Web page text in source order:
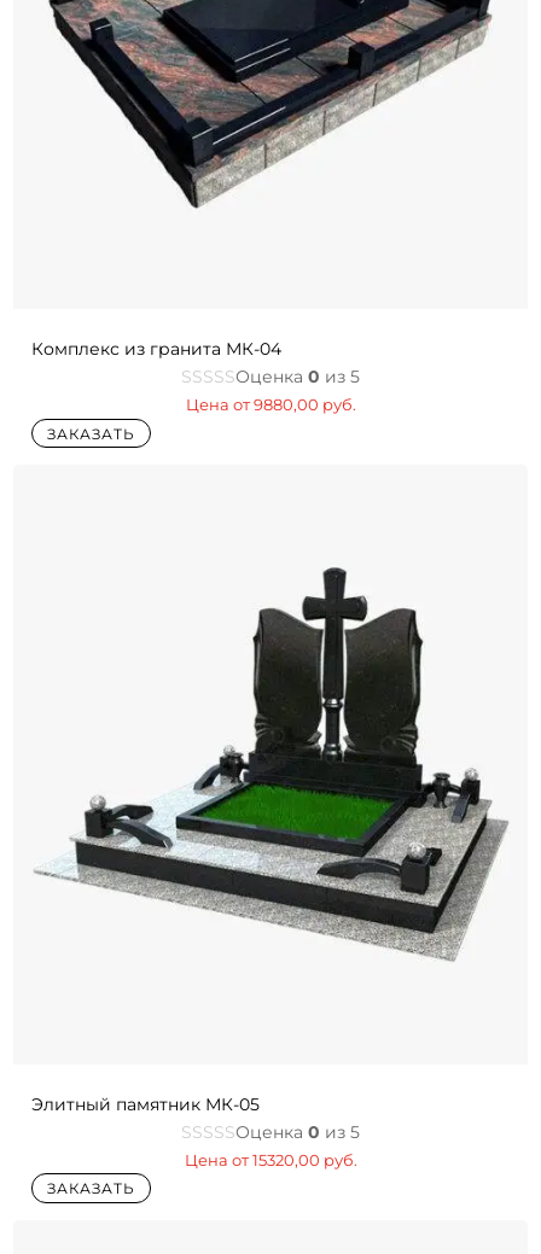
Комплекс из гранита МК-04
Оценка 0 из 5
Цена от9880,00 руб.
ЗАКАЗАТЬ
Элитный памятник МК-05
Оценка 0 из 5
Цена от15320,00 руб.
ЗАКАЗАТЬ